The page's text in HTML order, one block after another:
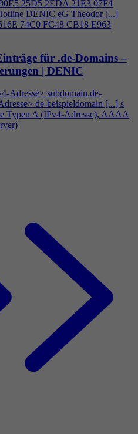
25D5 2EDA 21E3 07F4
DENIC eG Theodor [...]
74C0 FC48 CB18 E963
für .de-Domains –
| DENIC
4-Adresse> subdomain.de-
de-beispieldomain [...] s
Typen A (IPv4-Adresse), AAAA